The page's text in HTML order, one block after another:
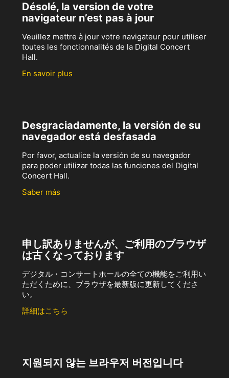
Désolé, la version de votre
navigateur n’est pas à jour
Veuillez mettre à jour votre navigateur pour utiliser
toutes les fonctionnalités de la Digital Concert
Hall.
En savoir plus
Desgraciadamente, la versión de su
navegador está desfasada
Por favor, actualice la versión de su navegador
para poder utilizar todas las funciones del Digital
Concert Hall.
Saber más
申し訳ありませんが、ご利用のブラウザ
は古くなっております
デジタル・コンサートホールの全ての機能をご利用い
ただくために、ブラウザを最新版に更新してくださ
い。
詳細はこちら
지원되지 않는 브라우저 버전입니다